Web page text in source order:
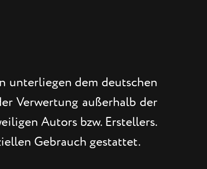
unterliegen dem deutschen
Verwertung außerhalb der
Autors bzw. Erstellers.
Gebrauch gestattet.